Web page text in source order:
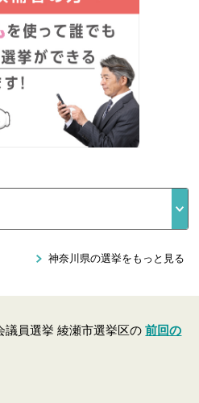
神奈川県の選挙をもっと見る
議員選挙 綾瀬市選挙区の前回の